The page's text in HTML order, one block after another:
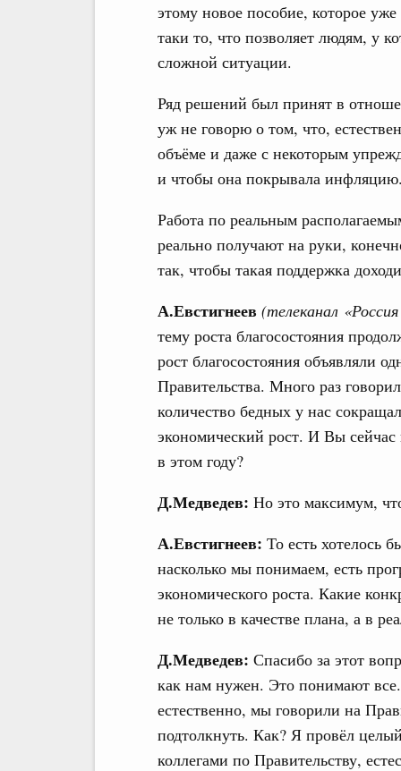
этому новое пособие, которое
таки то, что позволяет людям, у
сложной ситуации.
Ряд решений был принят в
уж не говорю о том, что,
объёме и даже с некоторым
и чтобы она покрывала
Работа по реальным
реально получают на руки,
так, чтобы такая поддержка
А.Евстигнеев (телеканал
тему роста благосостояния
рост благосостояния объявляли
Правительства. Много раз
количество бедных у нас
экономический рост. И Вы
в этом году?
Д.Медведев: Но это максимум,
А.Евстигнеев: То есть хотелось
насколько мы понимаем, есть
экономического роста. Какие
не только в качестве плана, а в
Д.Медведев: Спасибо за этот
как нам нужен. Это понимают
естественно, мы говорили на
подтолкнуть. Как? Я провёл
коллегами по Правительству,